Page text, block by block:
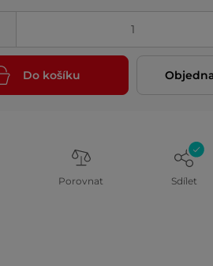
Do košíku
Porovnat Sdílet